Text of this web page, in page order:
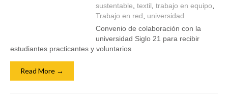
sustentable textil trabajo en equipo
Trabajo en red
universidad
Convenio de colaboración con la
universidad Siglo 21 para recibir
estudiantes practicantes y voluntarios
Read More →